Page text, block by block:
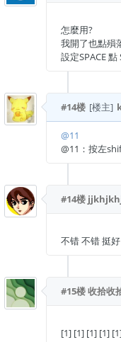
怎麼用?
我開了也點殞
設定SPACE 點
#14楼 [楼主]
@11
@11：按左
#14楼
不错 不错 挺好
#15楼收拾收
[1] [1] [1] [1]